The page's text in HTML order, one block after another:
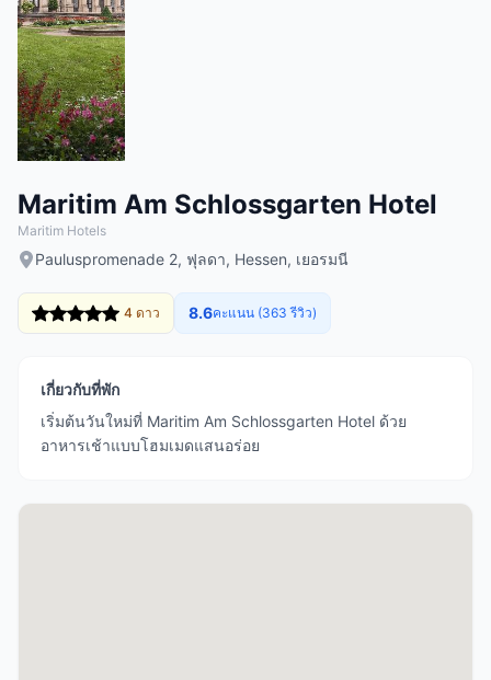
Maritim Am Schlossgarten Hotel
Maritim Hotels
Pauluspromenade 2, ฟุลดา, Hessen, เยอรมนี
4 ดาว 8.6คะแนน (363 รีวิว)
เกี่ยวกับที่พัก
เริ่มต้นวันใหม่ที่ Maritim Am Schlossgarten Hotel ด้วย
อาหารเช้าแบบโฮมเมดแสนอร่อย